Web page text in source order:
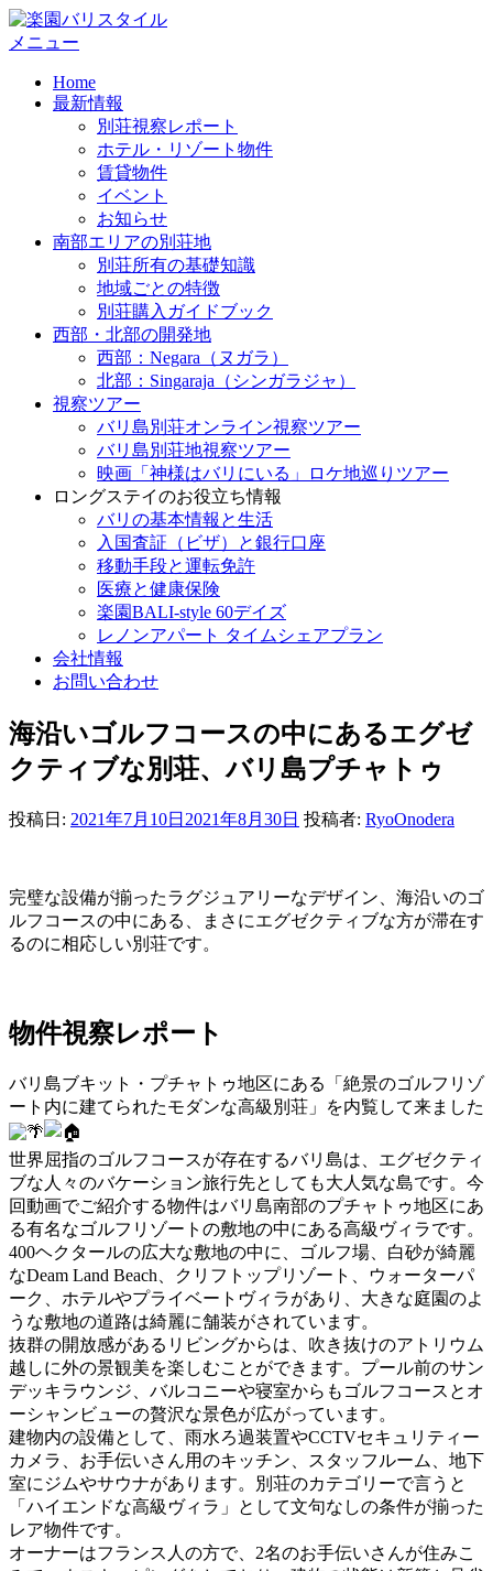
コ
ン
メニュー
Home
最新情報
別荘視察レポート
ホテル・リゾート物件
賃貸物件
イベント
お知らせ
南部エリアの別荘地
別荘所有の基礎知識
地域ごとの特徴
別荘購入ガイドブック
西部・北部の開発地
西部：Negara（ヌガラ）
北部：Singaraja（シンガラジャ）
視察ツアー
バリ島別荘オンライン視察ツアー
バリ島別荘地視察ツアー
映画「神様はバリにいる」ロケ地巡りツアー
ロングステイのお役立ち情報
バリの基本情報と生活
入国査証（ビザ）と銀行口座
移動手段と運転免許
医療と健康保険
楽園BALI-style 60デイズ
レノンアパート タイムシェアプラン
会社情報
お問い合わせ
海沿いゴルフコースの中にあるエグゼ
クティブな別荘、バリ島プチャトゥ
投稿日: 2021年7月10日 2021年8月30日 投稿者: RyoOnodera
完璧な設備が揃ったラグジュアリーなデザイン、海沿いのゴ
ルフコースの中にある、まさにエグゼクティブな方が滞在す
るのに相応しい別荘です。
物件視察レポート
バリ島ブキット・プチャトゥ地区にある「絶景のゴルフリゾ
ート内に建てられたモダンな高級別荘」を内覧して来ました
世界屈指のゴルフコースが存在するバリ島は、エグゼクティ
ブな人々のバケーション旅行先としても大人気な島です。今
回動画でご紹介する物件はバリ島南部のプチャトゥ地区にあ
る有名なゴルフリゾートの敷地の中にある高級ヴィラです。
400ヘクタールの広大な敷地の中に、ゴルフ場、白砂が綺麗
なDeam Land Beach、クリフトップリゾート、ウォーターパ
ーク、ホテルやプライベートヴィラがあり、大きな庭園のよ
うな敷地の道路は綺麗に舗装がされています。
抜群の開放感があるリビングからは、吹き抜けのアトリウム
越しに外の景観美を楽しむことができます。プール前のサン
デッキラウンジ、バルコニーや寝室からもゴルフコースとオ
ーシャンビューの贅沢な景色が広がっています。
建物内の設備として、雨水ろ過装置やCCTVセキュリティー
カメラ、お手伝いさん用のキッチン、スタッフルーム、地下
室にジムやサウナがあります。別荘のカテゴリーで言うと
「ハイエンドな高級ヴィラ」として文句なしの条件が揃った
レア物件です。
オーナーはフランス人の方で、2名のお手伝いさんが住みこ